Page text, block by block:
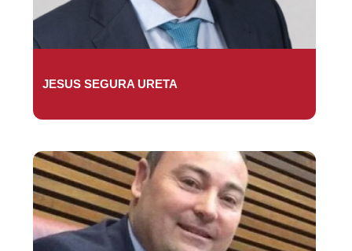
JESUS SEGURA URETA